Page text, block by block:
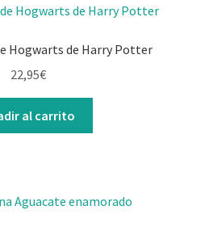
Hogwarts de Harry Potter
22,95€
al carrito